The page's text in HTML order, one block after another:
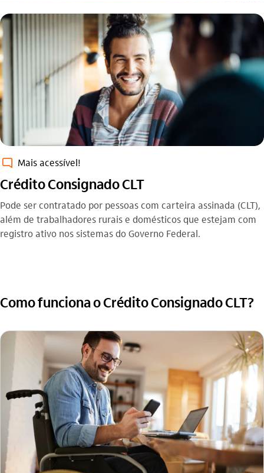
sms_chat_outline Mais acessível!
Crédito Consignado CLT​
Pode ser contratado por pessoas com carteira assinada (CLT),
além de trabalhadores rurais e domésticos que estejam com
registro ativo nos sistemas do Governo Federal.
Como funciona o Crédito Consignado CLT?